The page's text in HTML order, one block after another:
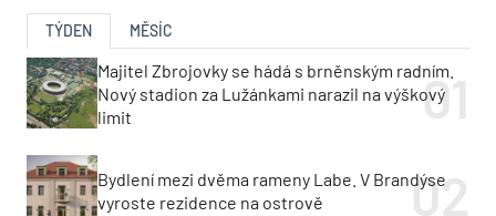
TÝDEN MĚSÍC
Majitel Zbrojovky se hádá s brněnským radním.
Nový stadion za Lužánkami narazil na výškový
limit
Bydlení mezi dvěma rameny Labe. V Brandýse
vyroste rezidence na ostrově